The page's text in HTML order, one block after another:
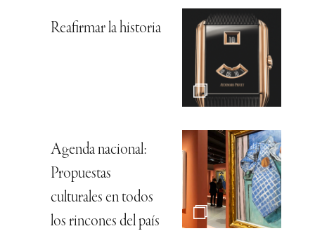
Reafirmar la historia
Agenda nacional:
Propuestas
culturales en todos
los rincones del país